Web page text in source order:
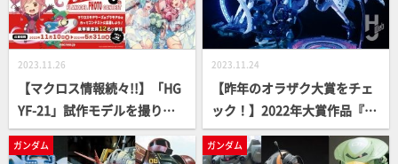
2023.11.26
【マクロス情報続々!!】「HG
YF-21」試作モデルを撮り下
ろし!!さらに第8回マクコン開
催決定！＆ワルキューレFINA
2023.11.24
【昨年のオラザク大賞をチェ
ック！】2022年大賞作品『Pr
incess Sarah』を掲載！
ガンダム ガンダム